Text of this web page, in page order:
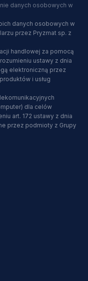
danych osobowych w
danych osobowych w
przez Pryzmat sp. z
handlowej za pomocą
ustawy z dnia
elektroniczną przez
i usług
dla celów
art. 172 ustawy z dnia
przez podmioty z Grupy